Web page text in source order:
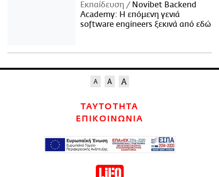
Εκπαίδευση
Novibet Backend
Academy: Η επόμενη γενιά
software engineers ξεκινά από εδώ
ΤΑΥΤΟΤΗΤΑ
ΕΠΙΚΟΙΝΩΝΙΑ